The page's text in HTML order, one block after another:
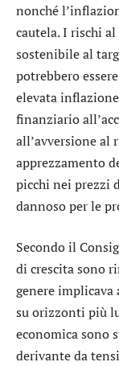
nonché
cautela. I rischi
sostenibile al
potrebbero
elevata
finanziario
all’avversione al
apprezzamento
picchi nei prezzi
dannoso per le
Secondo il
di crescita sono
genere implicava
su orizzonti più
economica sono
derivante da